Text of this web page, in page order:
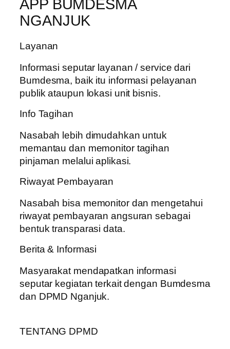
APP BUMDESMA
NGANJUK
Layanan
Informasi seputar layanan / service dari
Bumdesma, baik itu informasi pelayanan
publik ataupun lokasi unit bisnis.
Info Tagihan
Nasabah lebih dimudahkan untuk
memantau dan memonitor tagihan
pinjaman melalui aplikasi.
Riwayat Pembayaran
Nasabah bisa memonitor dan mengetahui
riwayat pembayaran angsuran sebagai
bentuk transparasi data.
Berita & Informasi
Masyarakat mendapatkan informasi
seputar kegiatan terkait dengan Bumdesma
dan DPMD Nganjuk.
TENTANG DPMD